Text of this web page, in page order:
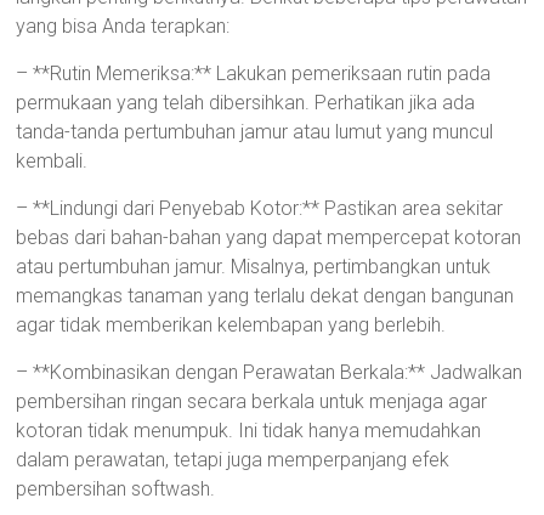
yang bisa Anda terapkan:
– **Rutin Memeriksa:** Lakukan pemeriksaan rutin pada
permukaan yang telah dibersihkan. Perhatikan jika ada
tanda-tanda pertumbuhan jamur atau lumut yang muncul
kembali.
– **Lindungi dari Penyebab Kotor:** Pastikan area sekitar
bebas dari bahan-bahan yang dapat mempercepat kotoran
atau pertumbuhan jamur. Misalnya, pertimbangkan untuk
memangkas tanaman yang terlalu dekat dengan bangunan
agar tidak memberikan kelembapan yang berlebih.
– **Kombinasikan dengan Perawatan Berkala:** Jadwalkan
pembersihan ringan secara berkala untuk menjaga agar
kotoran tidak menumpuk. Ini tidak hanya memudahkan
dalam perawatan, tetapi juga memperpanjang efek
pembersihan softwash.